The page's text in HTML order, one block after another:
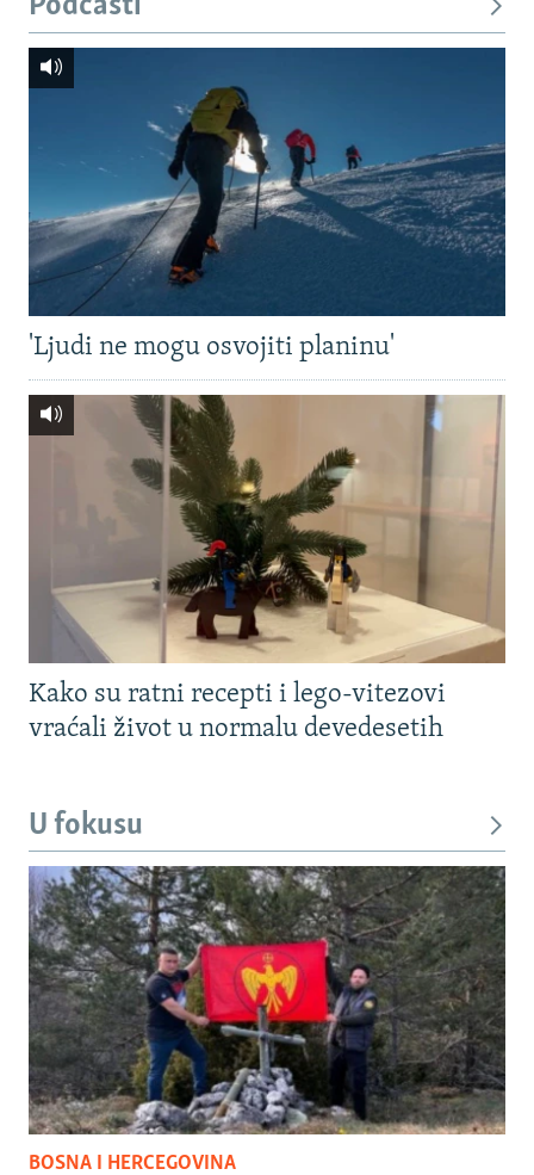
Podcasti
'Ljudi ne mogu osvojiti planinu'
Kako su ratni recepti i lego-vitezovi
vraćali život u normalu devedesetih
U fokusu
BOSNA I HERCEGOVINA